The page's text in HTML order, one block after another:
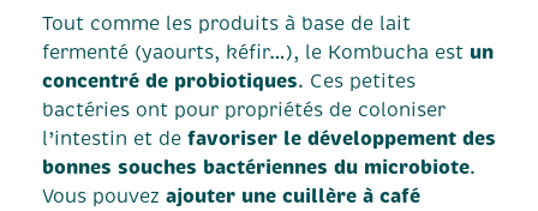
Tout comme les produits à base de lait
fermenté (yaourts, kéfir…), le Kombucha est un
concentré de probiotiques. Ces petites
bactéries ont pour propriétés de coloniser
l’intestin et de favoriser le développement des
bonnes souches bactériennes du microbiote.
Vous pouvez ajouter une cuillère à café